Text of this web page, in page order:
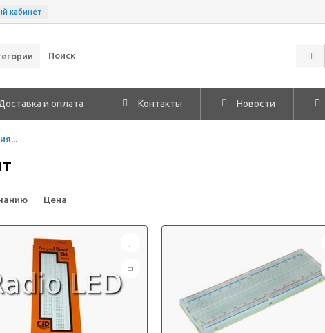
кабинет
и оплата Контакты Новости
Цена